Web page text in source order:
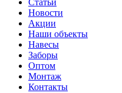
Статьи
Новости
Акции
Наши объекты
Навесы
Заборы
Оптом
Монтаж
Контакты